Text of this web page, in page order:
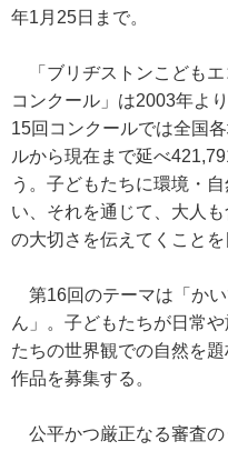
年1月25日まで。
「ブリヂストンこどもエ
コンクール」は2003年よ
15回コンクールでは全国
ルから現在まで延べ
う。子どもたちに環境・
い、それを通じて、大人
の大切さを伝えてくことを
第16回のテーマは「か
ん」。子どもたちが日常
たちの世界観での自然を
作品を募集する。
公平かつ厳正なる審査の